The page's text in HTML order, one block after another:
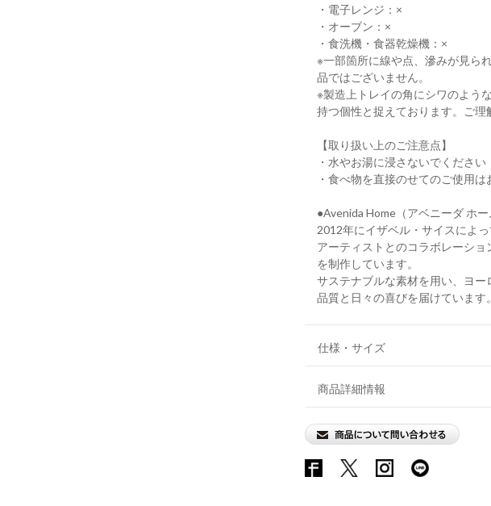
・電子レンジ：×
・オーブン：×
・食洗機・食器乾燥機：×
※一部箇所に線や点、滲みが見ら
品ではございません。
※製造上トレイの角にシワのよう
持つ個性と捉えております。ご理
【取り扱い上のご注意点】
・水やお湯に浸さないでください
・食べ物を直接のせてのご使用は
●Avenida Home（アベニーダ ホー
2012年にイザベル・サイスによ
アーティストとのコラボレーシ
を制作しています。
サステナブルな素材を用い、ヨー
品質と日々の喜びを届けています。
仕様・サイズ
商品詳細情報